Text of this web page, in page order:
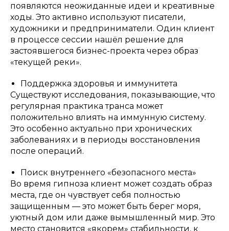
появляются неожиданные идеи и креативные
ходы. Это активно используют писатели,
художники и предприниматели. Один клиент
в процессе сессии нашёл решение для
застоявшегося бизнес-проекта через образ
«текущей реки».
Поддержка здоровья и иммунитета
Существуют исследования, показывающие, что
регулярная практика транса может
положительно влиять на иммунную систему.
Это особенно актуально при хронических
заболеваниях и в периоды восстановления
после операций.
Поиск внутреннего «безопасного места»
Во время гипноза клиент может создать образ
места, где он чувствует себя полностью
защищенным — это может быть берег моря,
уютный дом или даже вымышленный мир. Это
место становится «якорем» стабильности, к